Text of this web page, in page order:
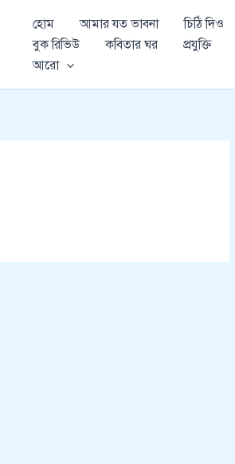
হোম আমার যত ভাবনা চিঠি দিও
বুক রিভিউ
কবিতার ঘর প্রযুক্তি
আরো